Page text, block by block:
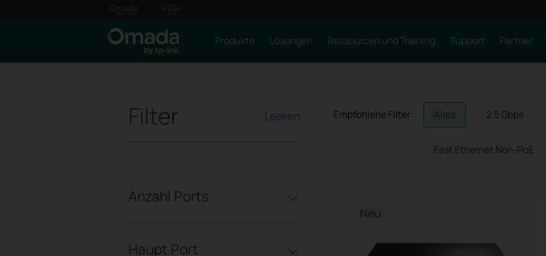
Produkte Lösungen Ressourcen und Training Support Partner
Leeren
Filter
Anzahl Ports
Haupt Port
Empfohlene Filter: Alles 2.5 Gbps
Fast Ethernet Non-PoE
Neu